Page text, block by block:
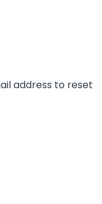
address to reset